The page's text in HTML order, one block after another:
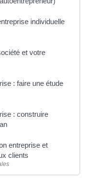
individuelle
et votre
: faire une étude
: construire
entreprise et
clients